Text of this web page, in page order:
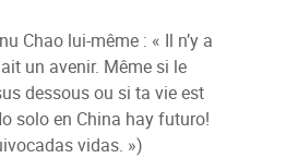
Chao lui-même : « Il n’y a
un avenir. Même si le
dessous ou si ta vie est
solo en China hay futuro!
vidas. »)